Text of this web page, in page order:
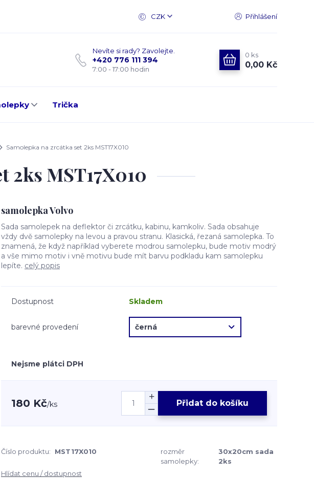
CZK Přihlášení
Nevíte si rady? Zavolejte.
+420 776 111 394
7:00 - 17:00 hodin
0 ks
0,00 Kč
Trička
Samolepka na zrcátka set 2ks MST17X010
2ks MST17X010
samolepka Volvo
Sada samolepek na deflektor či zrcátku, kabinu, kamkoliv. Sada obsahuje
vždy dvě samolepky na levou a pravou stranu. Klasická, řezaná samolepka. To
znamená, že když například vyberete modrou samolepku, bude motiv modrý
a vše mimo motiv i vně motivu bude mít barvu podkladu kam samolepku
lepíte. celý popis
Dostupnost Skladem
barevné provedení
Nejsme plátci DPH
180 Kč/ks Přidat do košíku
Číslo produktu: MST17X010
rozměr
samolepky:
30x20cm sada
2ks
Hlídat cenu / dostupnost